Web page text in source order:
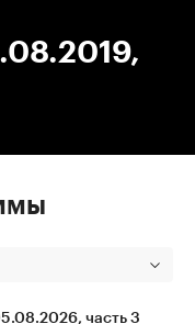
часть 3